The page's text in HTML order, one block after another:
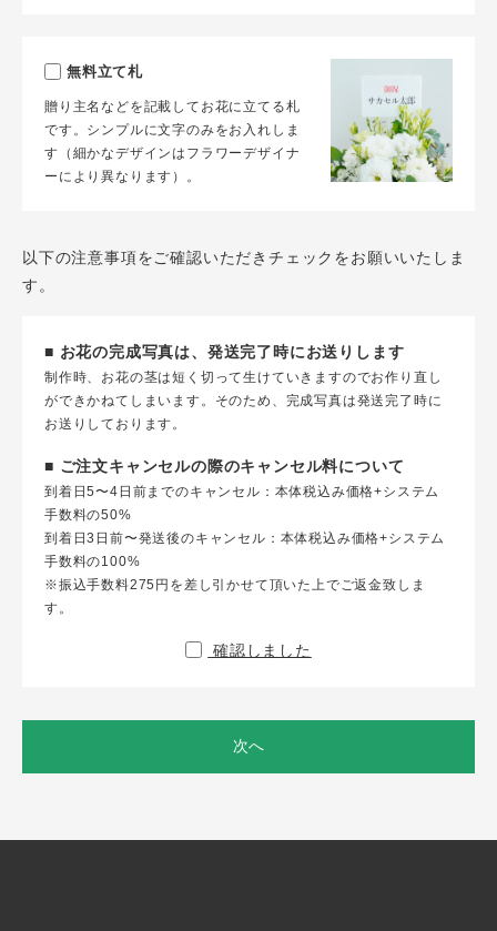
無料立て札
贈り主名などを記載してお花に立てる札
です。シンプルに文字のみをお入れしま
す（細かなデザインはフラワーデザイナ
ーにより異なります）。
以下の注意事項をご確認いただきチェックをお願いいたしま
す。
■ お花の完成写真は、発送完了時にお送りします
制作時、お花の茎は短く切って生けていきますのでお作り直し
ができかねてしまいます。そのため、完成写真は発送完了時に
お送りしております。
■ ご注文キャンセルの際のキャンセル料について
到着日5〜4日前までのキャンセル：本体税込み価格+システム
手数料の50%
到着日3日前〜発送後のキャンセル：本体税込み価格+システム
手数料の100%
※振込手数料275円を差し引かせて頂いた上でご返金致しま
す。
確認しました
次へ